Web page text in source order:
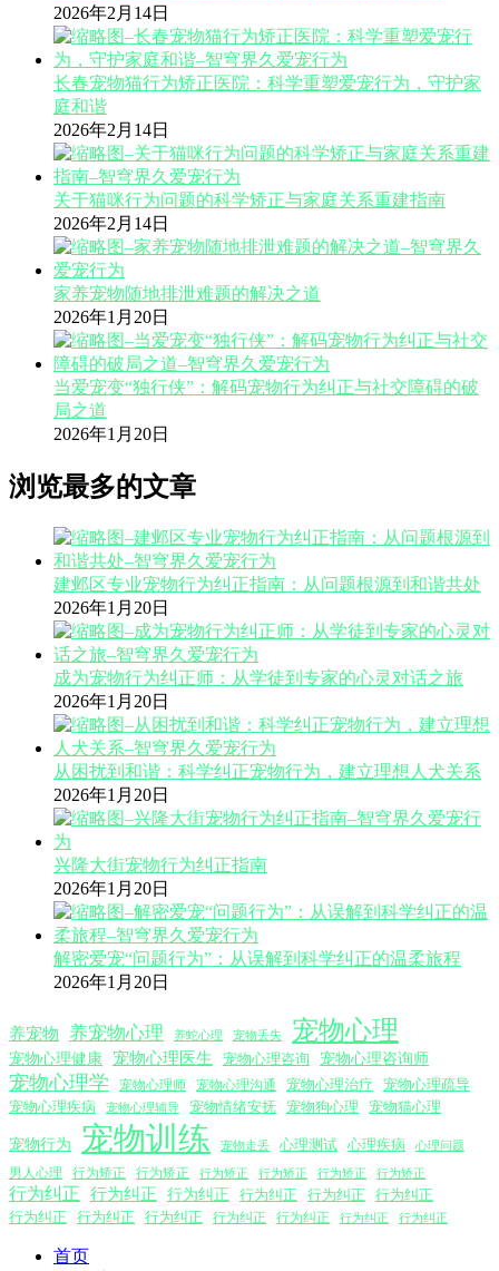
2026年2月14日
长春宠物猫行为矫正医院：科学重塑爱宠行为，守护家
庭和谐
2026年2月14日
关于猫咪行为问题的科学矫正与家庭关系重建指南
2026年2月14日
家养宠物随地排泄难题的解决之道
2026年1月20日
当爱宠变“独行侠”：解码宠物行为纠正与社交障碍的破
局之道
2026年1月20日
浏览最多的文章
建邺区专业宠物行为纠正指南：从问题根源到和谐共处
2026年1月20日
成为宠物行为纠正师：从学徒到专家的心灵对话之旅
2026年1月20日
从困扰到和谐：科学纠正宠物行为，建立理想人犬关系
2026年1月20日
兴隆大街宠物行为纠正指南
2026年1月20日
解密爱宠“问题行为”：从误解到科学纠正的温柔旅程
2026年1月20日
养宠物 养宠物心理 养蛇心理 宠物丢失 宠物心理
宠物心理健康 宠物心理医生 宠物心理咨询 宠物心理咨询师
宠物心理学 宠物心理师 宠物心理沟通 宠物心理治疗
宠物心理疏导
宠物心理疾病
宠物心理辅导 宠物情绪安抚 宠物狗心理 宠物猫心理
宠物行为 宠物训练 宠物走丢 心理测试 心理疾病 心理问题
男人心理 行为矫正 行为矫正 行为矫正 行为矫正 行为矫正 行为矫正
行为纠正 行为纠正 行为纠正 行为纠正 行为纠正
行为纠正
行为纠正
行为纠正 行为纠正 行为纠正 行为纠正 行为纠正 行为纠正
首页